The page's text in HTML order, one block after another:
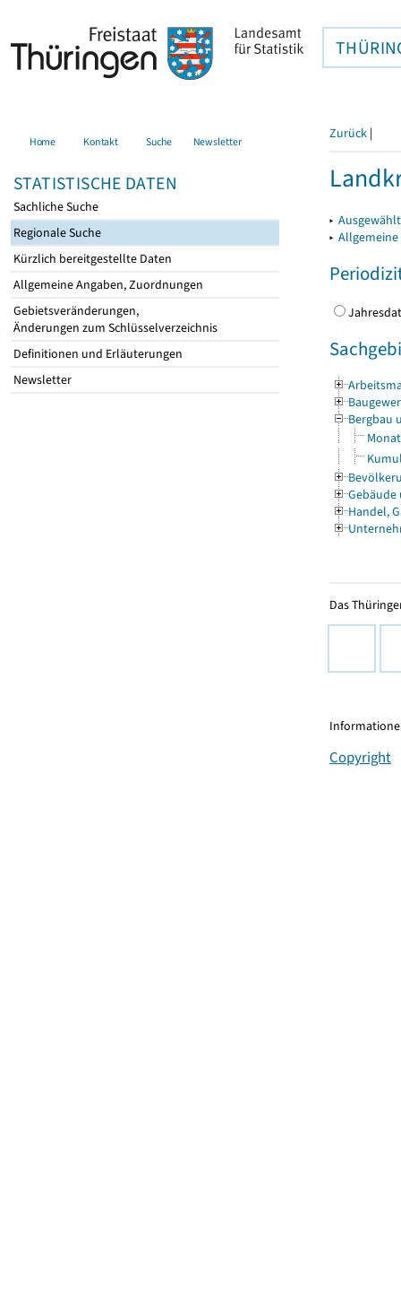
Home Kontakt Suche Newsletter
STATISTISCHE DATEN
Sachliche Suche
Regionale Suche
Kürzlich bereitgestellte Daten
Allgemeine Angaben, Zuordnungen
Gebietsveränderungen,
Änderungen zum Schlüsselverzeichnis
Definitionen und Erläuterungen
Newsletter
Zurück |
▸
▸
Bergbau
Gebäude
Handel,
Das
Copyright